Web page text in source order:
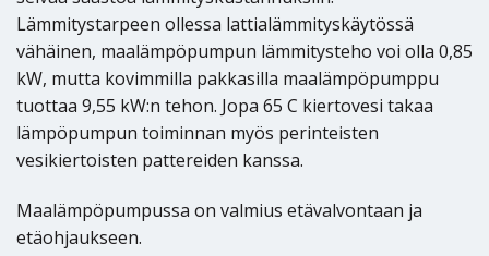
Lämmitystarpeen ollessa lattialämmityskäytössä
vähäinen, maalämpöpumpun lämmitysteho voi olla 0,85
kW, mutta kovimmilla pakkasilla maalämpöpumppu
tuottaa 9,55 kW:n tehon. Jopa 65 C kiertovesi takaa
lämpöpumpun toiminnan myös perinteisten
vesikiertoisten pattereiden kanssa.
Maalämpöpumpussa on valmius etävalvontaan ja
etäohjaukseen.